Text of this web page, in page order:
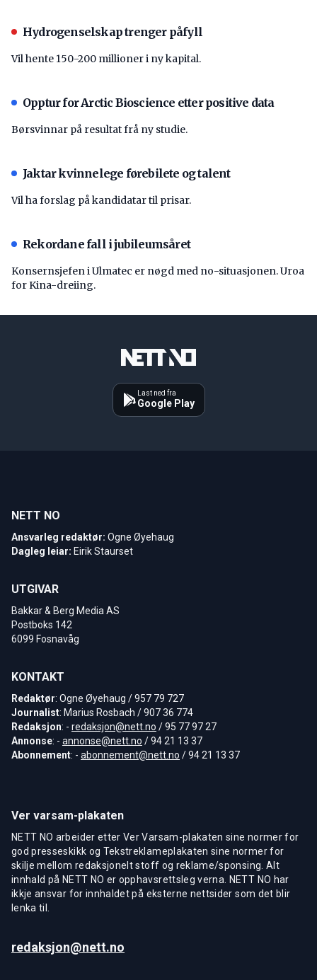
Hydrogenselskap trenger påfyll
Vil hente 150-200 millioner i ny kapital.
Opptur for Arctic Bioscience etter positive data
Børsvinnar på resultat frå ny studie.
Jaktar kvinnelege førebilete og talent
Vil ha forslag på kandidatar til prisar.
Rekordane fall i jubileumsåret
Konsernsjefen i Ulmatec er nøgd med no-situasjonen. Uroa
for Kina-dreiing.
Last ned fra
Google Play
NETT NO
Ansvarleg redaktør: Ogne Øyehaug
Dagleg leiar: Eirik Staurset
UTGIVAR
Bakkar & Berg Media AS
Postboks 142
6099 Fosnavåg
KONTAKT
Redaktør: Ogne Øyehaug / 957 79 727
Journalist: Marius Rosbach / 907 36 774
Redaksjon: - redaksjon@nett.no / 95 77 97 27
Annonse: - annonse@nett.no / 94 21 13 37
Abonnement: - abonnement@nett.no / 94 21 13 37
Ver varsam-plakaten
NETT NO arbeider etter Ver Varsam-plakaten sine normer for
god presseskikk og Tekstreklameplakaten sine normer for
skilje mellom redaksjonelt stoff og reklame/sponsing. Alt
innhald på NETT NO er opphavsrettsleg verna. NETT NO har
ikkje ansvar for innhaldet på eksterne nettsider som det blir
lenka til.
redaksjon@nett.no